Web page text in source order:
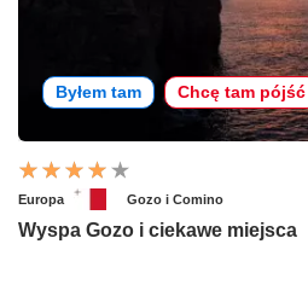
Byłem tam Chcę tam pójść
Europa Gozo i Comino
Wyspa Gozo i ciekawe miejsca